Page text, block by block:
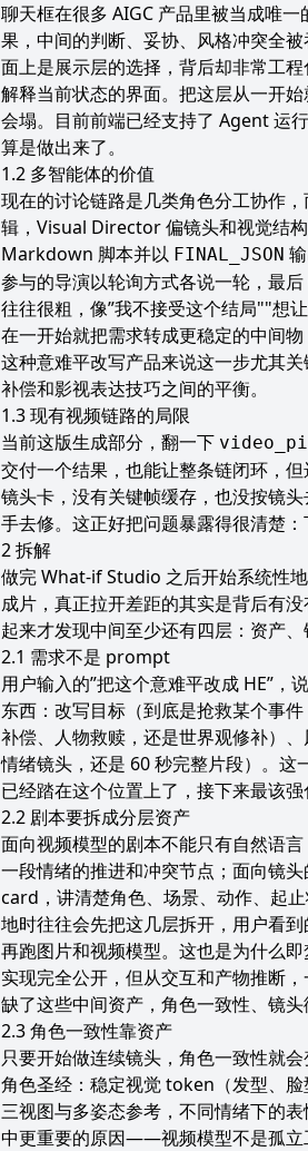
聊天框在很多 AIGC 产品里被当成唯
果，中间的判断、妥协、风格冲突全
面上是展示层的选择，背后却非常工
解释当前状态的界面。把这层从一开
会塌。目前前端已经支持了 Agent 运
算是做出来了。
多智能体的价值
现在的讨论链路是几类角色分工协作
辑，Visual Director 偏镜头和视觉结
Markdown 脚本并以 FINAL_JSON
参与的导演以轮询方式各说一轮，最
往往很粗，像”我不接受这个结局""想
在一开始就把需求转成更稳定的中间
这种意难平改写产品来说这一步尤其
补偿和影视表达技巧之间的平衡。
现有视频链路的局限
当前这版生成部分，翻一下
交付一个结果，也能让整条链闭环，
镜头卡，没有关键帧缓存，也没按镜
手去修。这正好把问题暴露得很清楚
拆解
做完 What-if Studio 之后开始系统性
成片，真正拉开差距的其实是背后有
起来才发现中间至少还有四层：资产、
需求不是 prompt
用户输入的”把这个意难平改成 HE”
东西：改写目标（到底是抢救某个事
补偿、人物救赎，还是世界观修补）
情绪镜头，还是 60 秒完整片段）。
已经踏在这个位置上了，接下来最该
剧本要拆成分层资产
面向视频模型的剧本不能只有自然语
一段情绪的推进和冲突节点；面向镜
card，讲清楚角色、场景、动作、起
地时往往会先把这几层拆开，用户看
再跑图片和视频模型。这也是为什么
实现完全公开，但从交互和产物推断
缺了这些中间资产，角色一致性、镜头
角色一致性靠资产
只要开始做连续镜头，角色一致性就
角色圣经：稳定视觉 token（发型、
三视图与多姿态参考，不同情绪下的
中更重要的原因——视频模型不是孤立